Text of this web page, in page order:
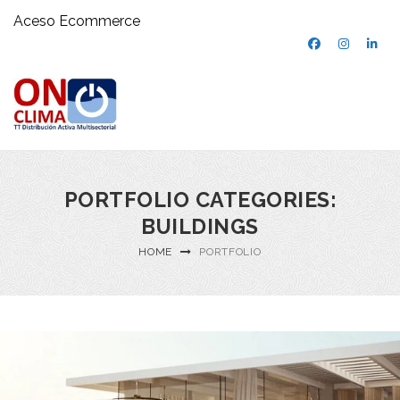
Aceso Ecommerce
PORTFOLIO CATEGORIES:
BUILDINGS
HOME PORTFOLIO